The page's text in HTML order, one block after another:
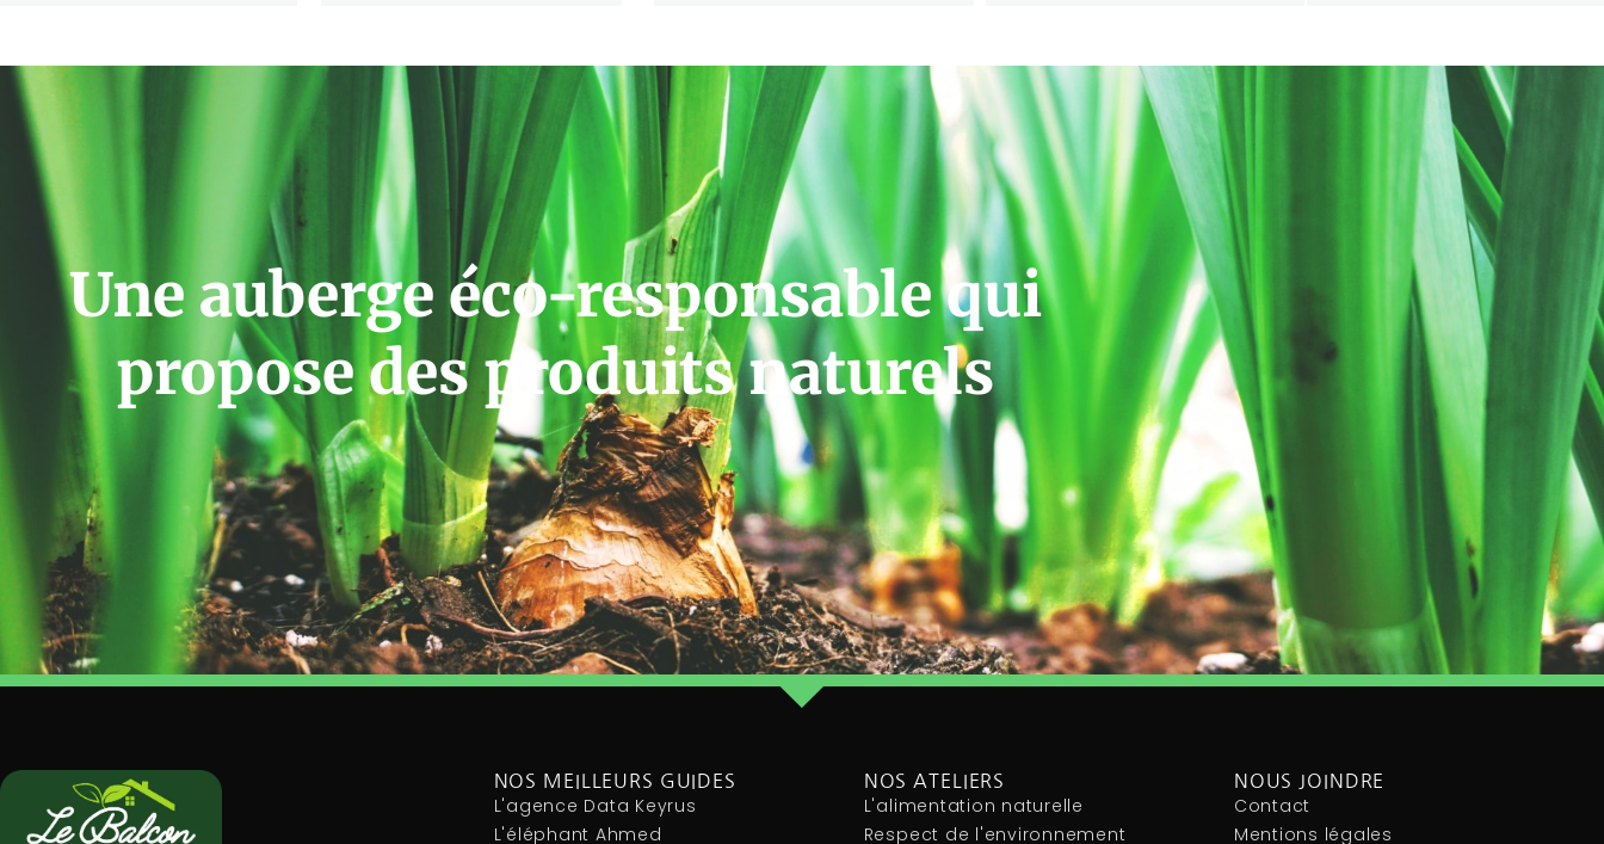
Une auberge éco-responsable qui
propose des produits naturels
NOS MEILLEURS GUIDES
L'agence Data Keyrus
L'éléphant Ahmed
NOS ATELIERS
L'alimentation naturelle
Respect de l'environnement
NOUS JOINDRE
Contact
Mentions légales